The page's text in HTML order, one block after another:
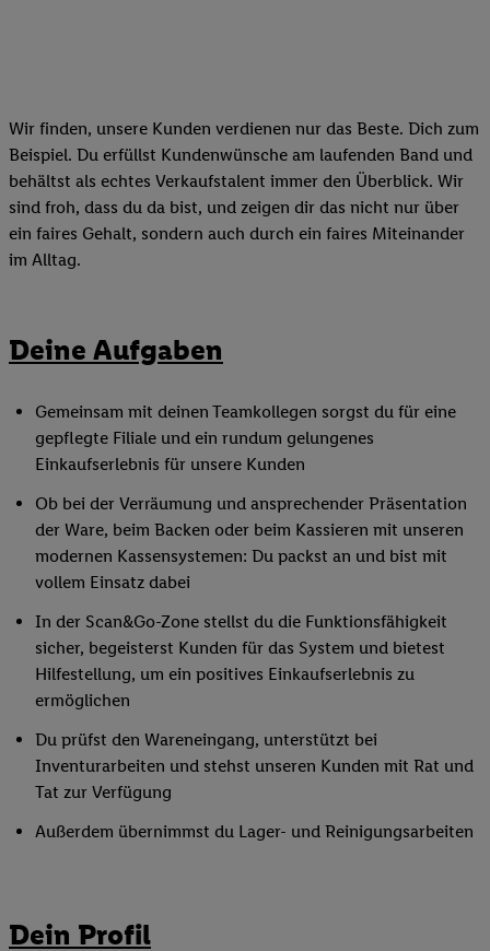
Wir finden, unsere Kunden verdienen nur das Beste. Dich zum
Beispiel. Du erfüllst Kundenwünsche am laufenden Band und
behältst als echtes Verkaufstalent immer den Überblick. Wir
sind froh, dass du da bist, und zeigen dir das nicht nur über
ein faires Gehalt, sondern auch durch ein faires Miteinander
im Alltag.
Deine Aufgaben
Gemeinsam mit deinen Teamkollegen sorgst du für eine
gepflegte Filiale und ein rundum gelungenes
Einkaufserlebnis für unsere Kunden
Ob bei der Verräumung und ansprechender Präsentation
der Ware, beim Backen oder beim Kassieren mit unseren
modernen Kassensystemen: Du packst an und bist mit
vollem Einsatz dabei
In der Scan&Go-Zone stellst du die Funktionsfähigkeit
sicher, begeisterst Kunden für das System und bietest
Hilfestellung, um ein positives Einkaufserlebnis zu
ermöglichen
Du prüfst den Wareneingang, unterstützt bei
Inventurarbeiten und stehst unseren Kunden mit Rat und
Tat zur Verfügung
Außerdem übernimmst du Lager- und Reinigungsarbeiten
Dein Profil